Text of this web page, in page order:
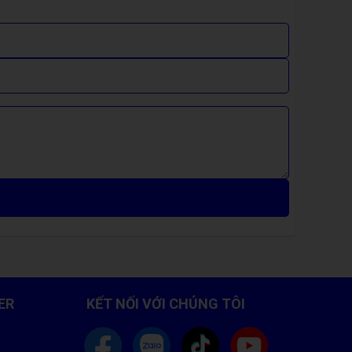
KẾT NỐI VỚI CHÚNG TÔI